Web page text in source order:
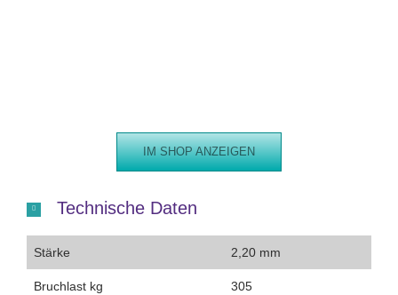
IM SHOP ANZEIGEN
Technische Daten
Stärke 2,20 mm
Bruchlast kg 305